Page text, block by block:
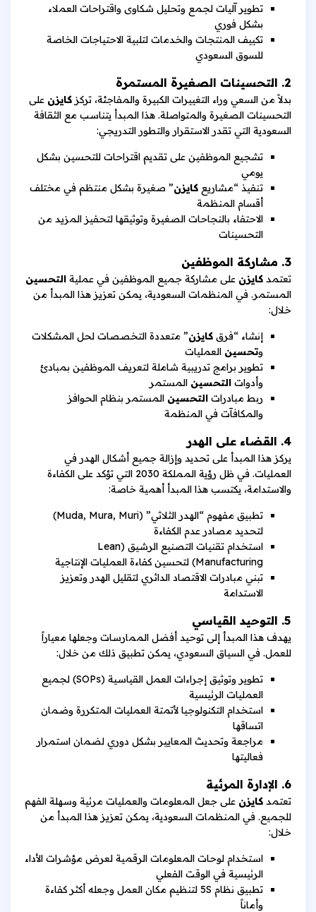
تطوير آليات لجمع وتحليل شكاوى واقتراحات العملاء
بشكل فوري
تكييف المنتجات والخدمات لتلبية الاحتياجات الخاصة
للسوق السعودي
2. التحسينات الصغيرة المستمرة
بدلاً من السعي وراء التغييرات الكبيرة والمفاجئة، تركز كايزن على
التحسينات الصغيرة والمتواصلة. هذا المبدأ يتناسب مع الثقافة
السعودية التي تقدر الاستقرار والتطور التدريجي:
تشجيع الموظفين على تقديم اقتراحات للتحسين بشكل
يومي
تنفيذ “مشاريع كايزن” صغيرة بشكل منتظم في مختلف
أقسام المنظمة
الاحتفاء بالنجاحات الصغيرة وتوثيقها لتحفيز المزيد من
التحسينات
3. مشاركة الموظفين
تعتمد كايزن على مشاركة جميع الموظفين في عملية التحسين
المستمر. في المنظمات السعودية، يمكن تعزيز هذا المبدأ من
خلال:
إنشاء “فرق كايزن” متعددة التخصصات لحل المشكلات
وتحسين العمليات
تطوير برامج تدريبية شاملة لتعريف الموظفين بمبادئ
وأدوات التحسين المستمر
ربط مبادرات التحسين المستمر بنظام الحوافز
والمكافآت في المنظمة
4. القضاء على الهدر
يركز هذا المبدأ على تحديد وإزالة جميع أشكال الهدر في
العمليات. في ظل رؤية المملكة 2030 التي تؤكد على الكفاءة
والاستدامة، يكتسب هذا المبدأ أهمية خاصة:
تطبيق مفهوم “الهدر الثلاثي” (Muda, Mura, Muri)
لتحديد مصادر عدم الكفاءة
استخدام تقنيات التصنيع الرشيق (Lean
Manufacturing) لتحسين كفاءة العمليات الإنتاجية
تبني مبادرات الاقتصاد الدائري لتقليل الهدر وتعزيز
الاستدامة
5. التوحيد القياسي
يهدف هذا المبدأ إلى توحيد أفضل الممارسات وجعلها معياراً
للعمل. في السياق السعودي، يمكن تطبيق ذلك من خلال:
تطوير وتوثيق إجراءات العمل القياسية (SOPs) لجميع
العمليات الرئيسية
استخدام التكنولوجيا لأتمتة العمليات المتكررة وضمان
اتساقها
مراجعة وتحديث المعايير بشكل دوري لضمان استمرار
فعاليتها
6. الإدارة المرئية
تعتمد كايزن على جعل المعلومات والعمليات مرئية وسهلة الفهم
للجميع. في المنظمات السعودية، يمكن تعزيز هذا المبدأ من
خلال:
استخدام لوحات المعلومات الرقمية لعرض مؤشرات الأداء
الرئيسية في الوقت الفعلي
تطبيق نظام 5S لتنظيم مكان العمل وجعله أكثر كفاءة
وأماناً